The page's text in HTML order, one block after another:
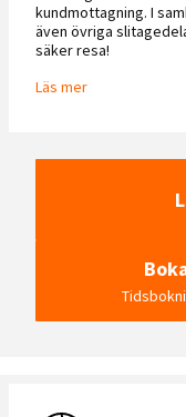
kundmottagning. I
även övriga
säker resa!
Läs mer